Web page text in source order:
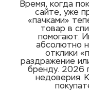
Время, когда
сайте, уже
«пачками»
товар в
помогают.
абсолютно
отклики
раздражение
бренду. 2026
недоверия.